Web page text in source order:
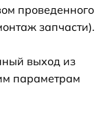
проведенного
запчасти).
выход из
параметрам